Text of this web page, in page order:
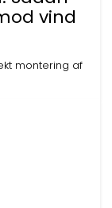
vind
montering af